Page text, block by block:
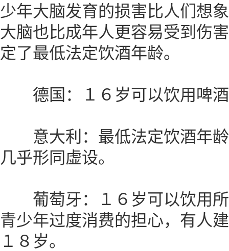
少年大脑发育的损害比人们想
大脑也比成年人更容易受到伤
定了最低法定饮酒年龄。
德国：１６岁可以饮用啤酒
意大利：最低法定饮酒年龄
几乎形同虚设。
葡萄牙：１６岁可以饮用所
青少年过度消费的担心，有人
１８岁。